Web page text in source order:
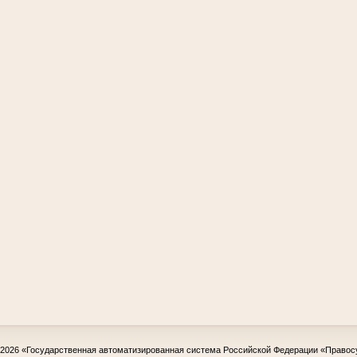
«Государственная автоматизированная система Российской Федерации